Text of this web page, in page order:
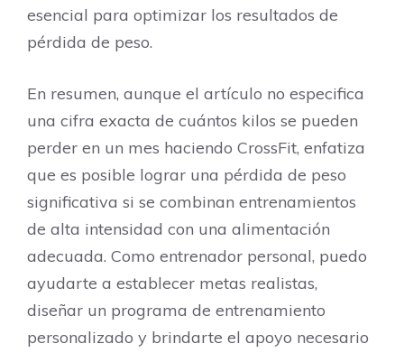
esencial para optimizar los resultados de
pérdida de peso.
En resumen, aunque el artículo no especifica
una cifra exacta de cuántos kilos se pueden
perder en un mes haciendo CrossFit, enfatiza
que es posible lograr una pérdida de peso
significativa si se combinan entrenamientos
de alta intensidad con una alimentación
adecuada. Como entrenador personal, puedo
ayudarte a establecer metas realistas,
diseñar un programa de entrenamiento
personalizado y brindarte el apoyo necesario